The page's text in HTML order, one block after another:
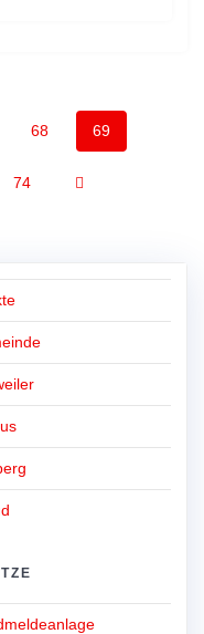
Page
68 Page
69
Page
74